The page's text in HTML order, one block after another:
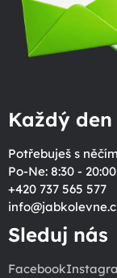
Každý
Potřebuješ s
Po-Ne: 8:30 - 20:00
+420 737 565 577
info@
Sleduj nás
Facebook